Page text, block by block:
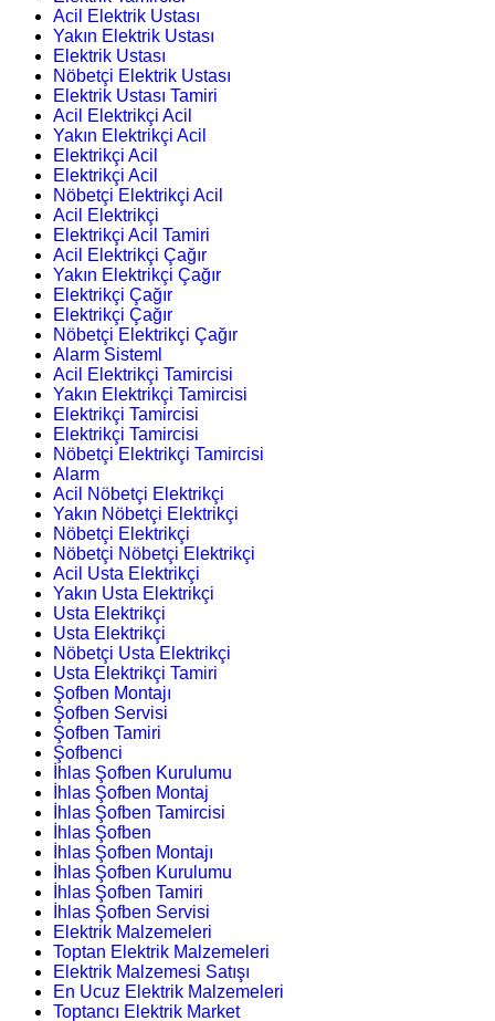
Acil Elektrik Ustası
Yakın Elektrik Ustası
Elektrik Ustası
Nöbetçi Elektrik Ustası
Elektrik Ustası Tamiri
Acil Elektrikçi Acil
Yakın Elektrikçi Acil
Elektrikçi Acil
Elektrikçi Acil
Nöbetçi Elektrikçi Acil
Acil Elektrikçi
Elektrikçi Acil Tamiri
Acil Elektrikçi Çağır
Yakın Elektrikçi Çağır
Elektrikçi Çağır
Elektrikçi Çağır
Nöbetçi Elektrikçi Çağır
Alarm Sisteml
Acil Elektrikçi Tamircisi
Yakın Elektrikçi Tamircisi
Elektrikçi Tamircisi
Elektrikçi Tamircisi
Nöbetçi Elektrikçi Tamircisi
Alarm
Acil Nöbetçi Elektrikçi
Yakın Nöbetçi Elektrikçi
Nöbetçi Elektrikçi
Nöbetçi Nöbetçi Elektrikçi
Acil Usta Elektrikçi
Yakın Usta Elektrikçi
Usta Elektrikçi
Usta Elektrikçi
Nöbetçi Usta Elektrikçi
Usta Elektrikçi Tamiri
Şofben Montajı
Şofben Servisi
Şofben Tamiri
Şofbenci
İhlas Şofben Kurulumu
İhlas Şofben Montaj
İhlas Şofben Tamircisi
İhlas Şofben
İhlas Şofben Montajı
İhlas Şofben Kurulumu
İhlas Şofben Tamiri
İhlas Şofben Servisi
Elektrik Malzemeleri
Toptan Elektrik Malzemeleri
Elektrik Malzemesi Satışı
En Ucuz Elektrik Malzemeleri
Toptancı Elektrik Market